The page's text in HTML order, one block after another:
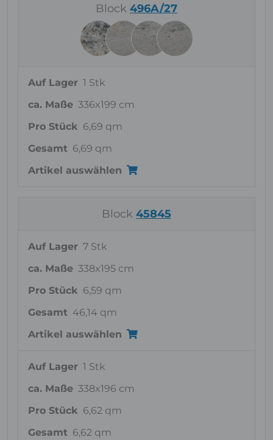
Block 496A/27
Auf Lager 1 Stk
ca. Maße 336x199 cm
Pro Stück 6,69 qm
Gesamt 6,69 qm
Artikel auswählen
Block 45845
Auf Lager 7 Stk
ca. Maße 338x195 cm
Pro Stück 6,59 qm
Gesamt 46,14 qm
Artikel auswählen
Auf Lager 1 Stk
ca. Maße 338x196 cm
Pro Stück 6,62 qm
Gesamt 6,62 qm